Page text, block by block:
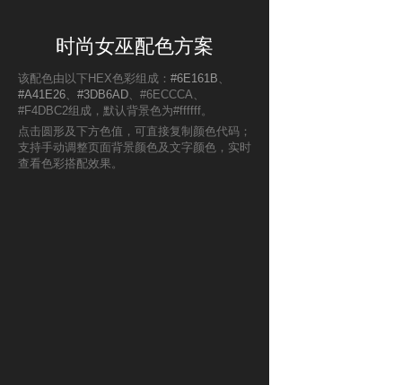
时尚女巫配色方案
该配色由以下HEX色彩组成： #6E161B 、
#A41E26、 #3DB6AD、#6ECCCA、
#F4DBC2组成，默认背景色为#ffffff。
点击圆形及下方色值，可直接复制颜色代码；
支持手动调整页面背景颜色及文字颜色，实时
查看色彩搭配效果。